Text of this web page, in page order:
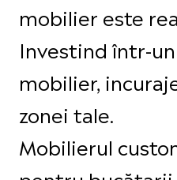
mobilier este
Investind într-
mobilier,
zonei tale.
Mobilierul